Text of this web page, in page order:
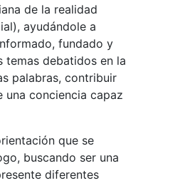
de la realidad
ayudándole a
fundado y
temas debatidos en la
palabras, contribuir
una conciencia capaz
que se
buscando ser una
diferentes